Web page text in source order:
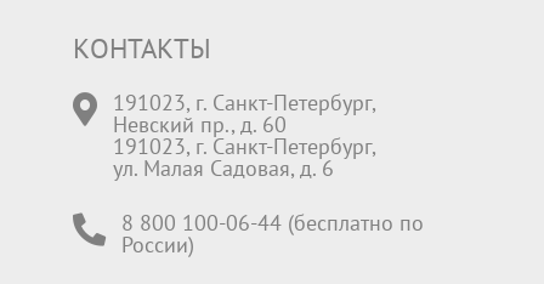
КОНТАКТЫ
191023, г. Санкт-Петербург,
Невский пр., д. 60
191023, г. Санкт-Петербург,
ул. Малая Садовая, д. 6
8 800 100-06-44 (бесплатно по
России)